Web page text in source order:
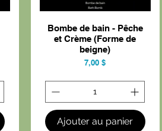
Aperçu rapide
Bombe de bain - Pêche
et Crème (Forme de
beigne)
Prix
7,00 $
Ajouter au panier